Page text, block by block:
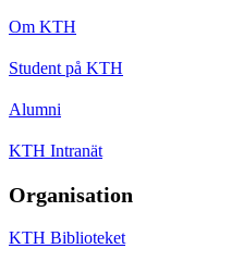
Om KTH
Student på KTH
Alumni
KTH Intranät
Organisation
KTH Biblioteket